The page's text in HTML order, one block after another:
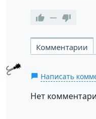
—
Комментарии
Написать
Нет